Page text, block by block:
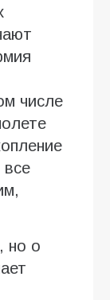
числе
все
но о